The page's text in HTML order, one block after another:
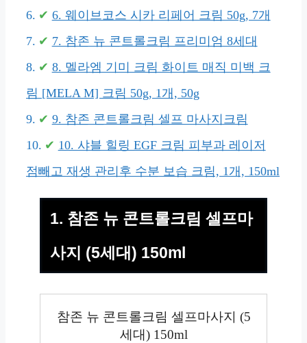
6. 웨이브코스 시카 리페어 크림 50g, 7개
7. 참존 뉴 콘트롤크림 프리미엄 8세대
8. 멜라엠 기미 크림 화이트 매직 미백 크
림 [MELA M] 크림 50g, 1개, 50g
9. 참존 콘트롤크림 셀프 마사지크림
10. 샤블 힐링 EGF 크림 피부과 레이저
점빼고 재생 관리후 수분 보습 크림, 1개, 150ml
1. 참존 뉴 콘트롤크림 셀프마
사지 (5세대) 150ml
참존 뉴 콘트롤크림 셀프마사지 (5
세대) 150ml